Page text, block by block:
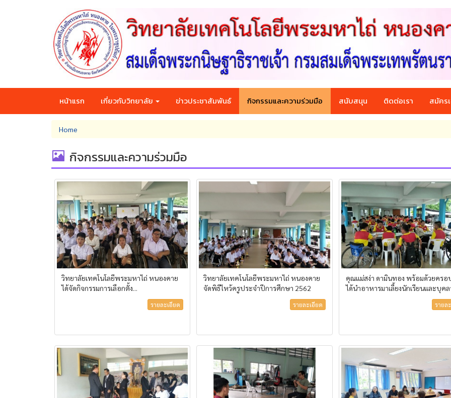
หน้าแรก เกี่ยวกับวิทยาลัย ข่าวประชาสัมพันธ์ กิจกรรมและความร่วมมือ สนับสนุน ติดต่อเรา สมัคร
You
are
here
Home
กิจกรรมและความร่วมมือ
วิทยาลัยเทคโนโลยีพระมหาไถ่ หนองคาย
ได้จัดกิจกรรมการเลือกตั้ง...
รายละเอียด
วิทยาลัยเทคโนโลยีพระมหาไถ่ หนองคาย
จัดพิธีไหว้ครูประจำปีการศึกษา 2562
รายละเอียด
คุณแม่สง่า ดามินทอง พร้อมด้วยครอ
ได้นำอาหารมาเลี้ยงนักเรียนและบุค
รายล